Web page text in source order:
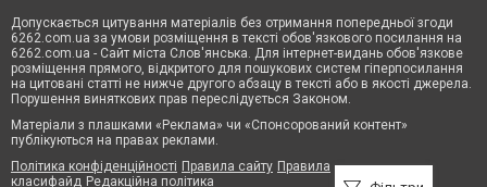
Допускається цитування матеріалів без отримання попередньої згоди
6262.com.ua за умови розміщення в тексті обов'язкового посилання на
6262.com.ua - Сайт міста Слов'янська. Для інтернет-видань обов'язкове
розміщення прямого, відкритого для пошукових систем гіперпосилання
на цитовані статті не нижче другого абзацу в тексті або в якості джерела.
Порушення виняткових прав переслідується Законом.
Матеріали з плашками «Реклама» чи «Спонсорований контент»
публікуються на правах реклами.
Політика конфіденційності Правила сайту Правила
класифайд Редакційна політика